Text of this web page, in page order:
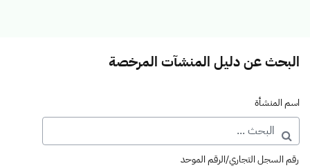
البحث عن دليل المنشآت المرخصة
اسم المنشأة
رقم السجل التجاري/الرقم الموحد